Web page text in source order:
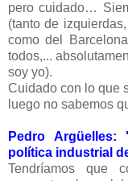
pero cuidado…
(tanto de
como del
todos,...
soy yo).
Cuidado con lo que
luego no sabemos
Pedro
política industrial
Tendríamos que